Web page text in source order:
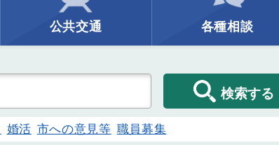
公共交通 各種相談
検索する
婚活 市への意見等 職員募集